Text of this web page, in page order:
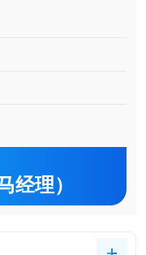
期，特别适用于高校
经理）